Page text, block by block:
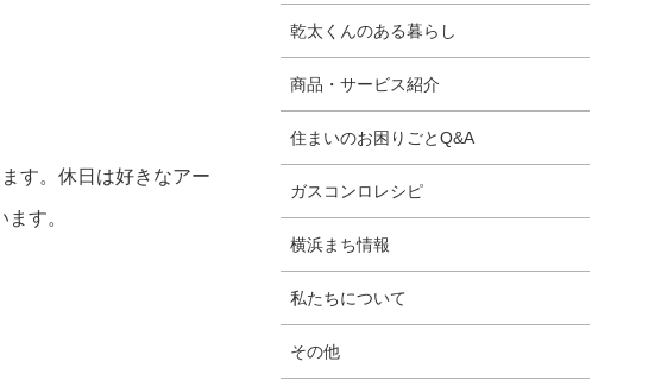
問い合わせ
す。休日は好きなアー
す。
乾太くんのある暮らし
商品・サービス紹介
住まいのお困りごとQ&A
ガスコンロレシピ
横浜まち情報
私たちについて
その他